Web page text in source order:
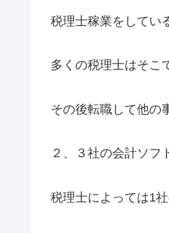
税理士稼業をしてい
多くの税理士はそこ
その後転職して他の
２、３社の会計ソフ
税理士によっては1